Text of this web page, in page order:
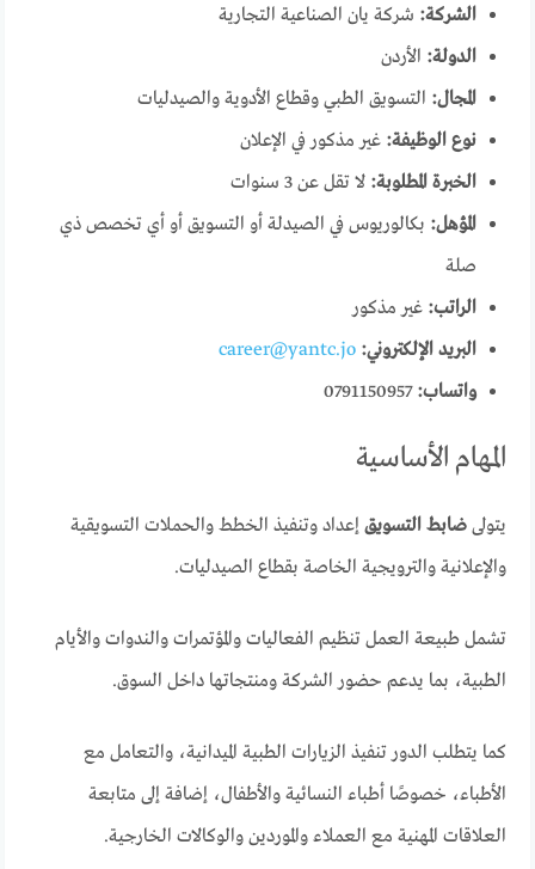
الشركة: شركة يان الصناعية التجارية
الدولة: الأردن
المجال: التسويق الطبي وقطاع الأدوية والصيدليات
نوع الوظيفة: غير مذكور في الإعلان
الخبرة المطلوبة: لا تقل عن 3 سنوات
المؤهل: بكالوريوس في الصيدلة أو التسويق أو أي تخصص ذي
صلة
الراتب: غير مذكور
البريد الإلكتروني: career@yantc.jo
واتساب: 0791150957
المهام الأساسية
يتولىضابط التسويق إعداد وتنفيذ الخطط والحملات التسويقية
والإعلانية والترويجية الخاصة بقطاع الصيدليات.
تشمل طبيعة العمل تنظيم الفعاليات والمؤتمرات والندوات والأيام
الطبية، بما يدعم حضور الشركة ومنتجاتها داخل السوق.
كما يتطلب الدور تنفيذ الزيارات الطبية الميدانية، والتعامل مع
الأطباء، خصوصًا أطباء النسائية والأطفال، إضافة إلى متابعة
العلاقات المهنية مع العملاء والموردين والوكالات الخارجية.